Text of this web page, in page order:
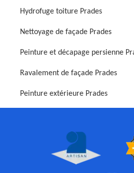
Hydrofuge toiture Prades
Nettoyage de façade Prades
Peinture et décapage persienne
Ravalement de façade Prades
Peinture extérieure Prades